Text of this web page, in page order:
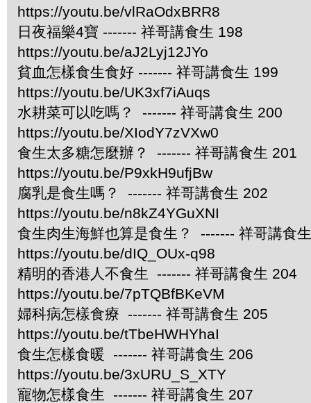
https://youtu.be/vlRaOdxBRR8
日夜福樂4寶 ------- 祥哥講食生 198
https://youtu.be/aJ2Lyj12JYo
貧血怎樣食生食好 ------- 祥哥講食生 199
https://youtu.be/UK3xf7iAuqs
水耕菜可以吃嗎？ ------- 祥哥講食生 200
https://youtu.be/XIodY7zVXw0
食生太多糖怎麼辦？ ------- 祥哥講食生 201
https://youtu.be/P9xkH9ufjBw
腐乳是食生嗎？ ------- 祥哥講食生 202
https://youtu.be/n8kZ4YGuXNI
食生肉生海鮮也算是食生？ ------- 祥哥講食
https://youtu.be/dIQ_OUx-q98
精明的香港人不食生 ------- 祥哥講食生 204
https://youtu.be/7pTQBfBKeVM
婦科病怎樣食療 ------- 祥哥講食生 205
https://youtu.be/tTbeHWHYhaI
食生怎樣食暖 ------- 祥哥講食生 206
https://youtu.be/3xURU_S_XTY
寵物怎樣食生 ------- 祥哥講食生 207